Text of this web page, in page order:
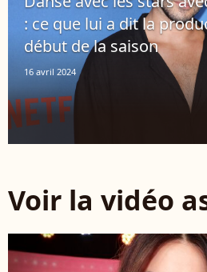
: ce que lui a dit la
début de la saison
16 avril 2024
Voir la vidéo